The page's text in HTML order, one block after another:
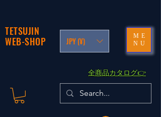
TETSUJIN
WEB-SHOP
JPY (¥)
ME
NU
​全商品カタログ👉